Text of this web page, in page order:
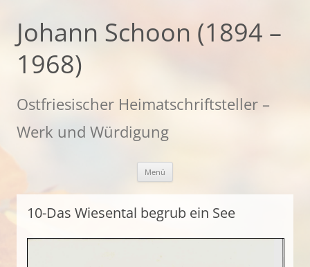
springen
Johann Schoon (1894 –
1968)
Ostfriesischer Heimatschriftsteller –
Werk und Würdigung
Menü
10-Das Wiesental begrub ein See